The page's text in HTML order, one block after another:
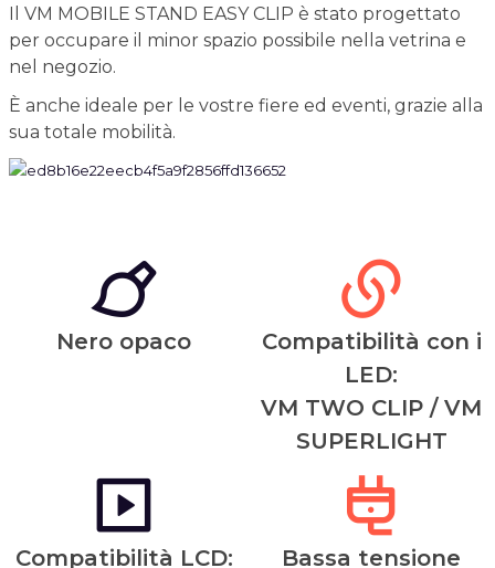
Il VM MOBILE STAND EASY CLIP è stato progettato
per occupare il minor spazio possibile nella vetrina e
nel negozio.
È anche ideale per le vostre fiere ed eventi, grazie alla
sua totale mobilità.
Nero opaco
Compatibilità con i
LED:
VM TWO CLIP / VM
SUPERLIGHT
Compatibilità LCD:
Bassa tensione